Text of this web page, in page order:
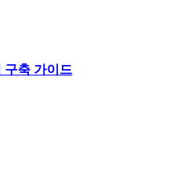
구축 가이드